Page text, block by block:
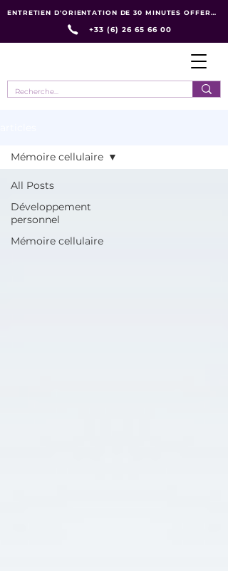
ENTRETIEN D'ORIENTATION DE 30 MINUTES OFFERT :
+33 (6) 26 65 66 00
All Posts
Développement
personnel
Mémoire cellulaire
Mémoire cellulaire